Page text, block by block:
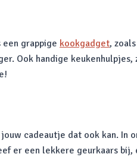
grappige kookgadget,
Ook handige
cadeautje dat ook kan. In
er een lekkere geurkaars bij,